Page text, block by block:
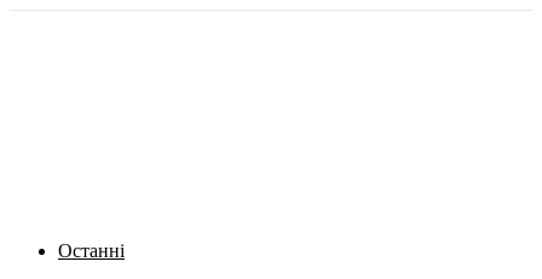
Останні